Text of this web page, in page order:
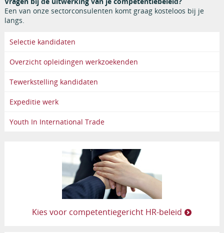
Een van onze sectorconsulenten komt graag kosteloos bij je
langs.
Selectie kandidaten
Overzicht opleidingen werkzoekenden
Tewerkstelling kandidaten
Expeditie werk
Youth In International Trade
Kies voor competentiegericht HR-beleid